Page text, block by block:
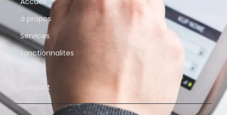
à propos
Services
fonctionnalites
Contact